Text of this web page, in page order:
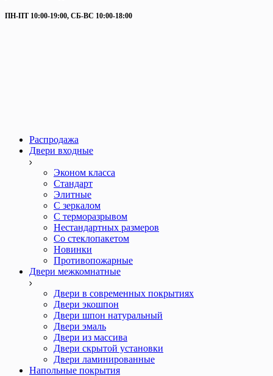
ПН-ПТ 10:00-19:00, СБ-ВС 10:00-18:00
Распродажа
Двери входные
Эконом класса
Стандарт
Элитные
С зеркалом
С терморазрывом
Нестандартных размеров
Со стеклопакетом
Новинки
Противопожарные
Двери межкомнатные
Двери в современных покрытиях
Двери экошпон
Двери шпон натуральный
Двери эмаль
Двери из массива
Двери скрытой установки
Двери ламинированные
Напольные покрытия